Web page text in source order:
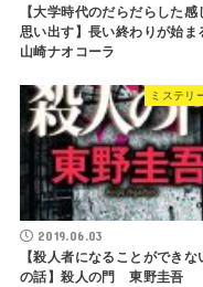
【大学時代のだらだらした感
思い出す】長い終わりが始
山崎ナオコーラ
ミステリ
2019.06.03
【殺人者になることができな
の話】殺人の門 東野圭吾